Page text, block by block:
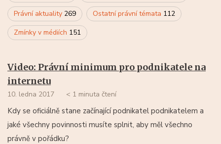
Právní aktuality 269 Ostatní právní témata 112
Zmínky v médiích 151
Video: Právní minimum pro podnikatele na
internetu
10. ledna 2017 < 1 minuta čtení
Kdy se oficiálně stane začínající podnikatel podnikatelem a
jaké všechny povinnosti musíte splnit, aby měl všechno
právně v pořádku?